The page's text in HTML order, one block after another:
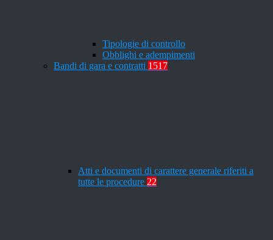
Tipologie di controllo
Obblighi e adempimenti
Bandi di gara e contratti 1517
Atti e documenti di carattere generale riferiti a
tutte le procedure 22